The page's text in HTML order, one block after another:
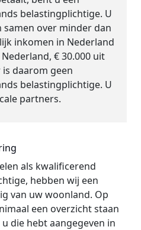
belastingplichtige. U
over minder dan
inkomen in Nederland
€ 30.000 uit
daarom geen
belastingplichtige. U
partners.
als kwalificerend
hebben wij een
van uw woonland. Op
een overzicht staan
die hebt aangegeven in